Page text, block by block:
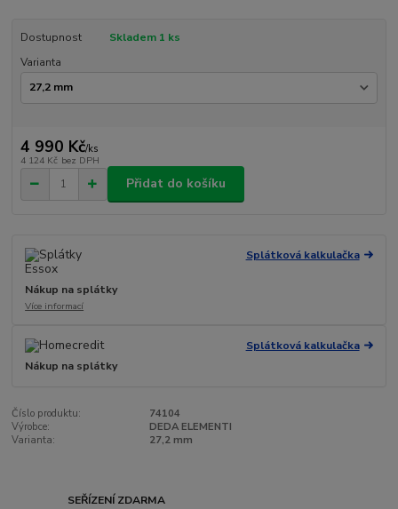
Dostupnost
Skladem 1 ks
Varianta
4 990 Kč/ks
4 124 Kč bez DPH
Přidat do košíku
Splátková kalkulačka
Nákup na splátky
Více informací
Splátková kalkulačka
Nákup na splátky
Číslo produktu:
74104
Výrobce:
DEDA ELEMENTI
Varianta:
27,2 mm
SEŘÍZENÍ ZDARMA